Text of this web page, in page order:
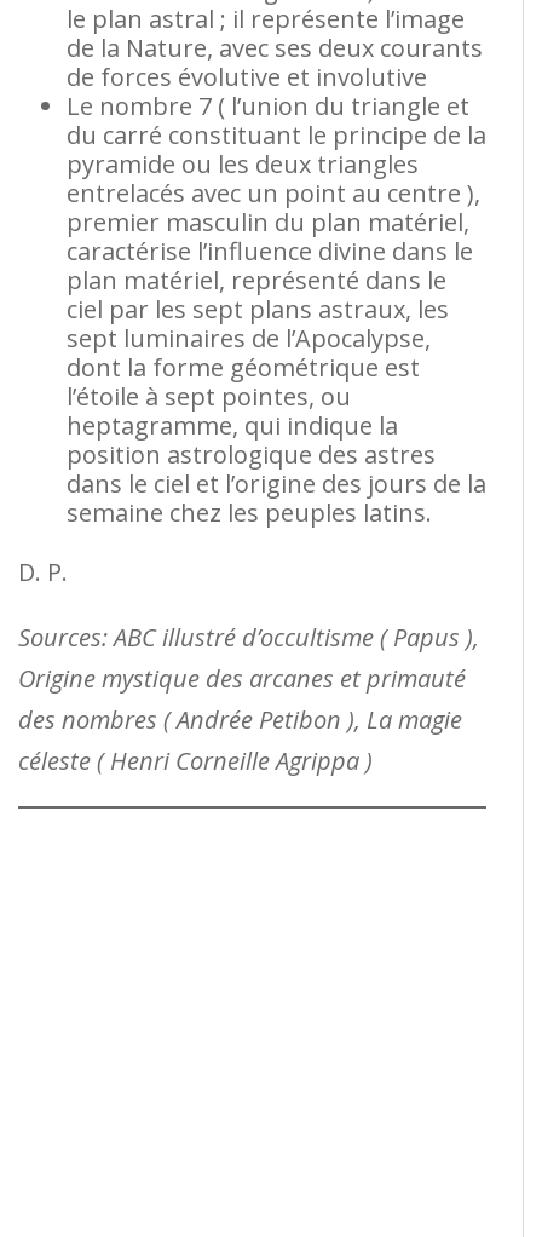
le plan astral ; il représente l’image
de la Nature, avec ses deux courants
de forces évolutive et involutive
Le nombre 7 ( l’union du triangle et
du carré constituant le principe de la
pyramide ou les deux triangles
entrelacés avec un point au centre ),
premier masculin du plan matériel,
caractérise l’influence divine dans le
plan matériel, représenté dans le
ciel par les sept plans astraux, les
sept luminaires de l’Apocalypse,
dont la forme géométrique est
l’étoile à sept pointes, ou
heptagramme, qui indique la
position astrologique des astres
dans le ciel et l’origine des jours de la
semaine chez les peuples latins.
D. P.
Sources: ABC illustré d’occultisme ( Papus ),
Origine mystique des arcanes et primauté
des nombres ( Andrée Petibon ), La magie
céleste ( Henri Corneille Agrippa )